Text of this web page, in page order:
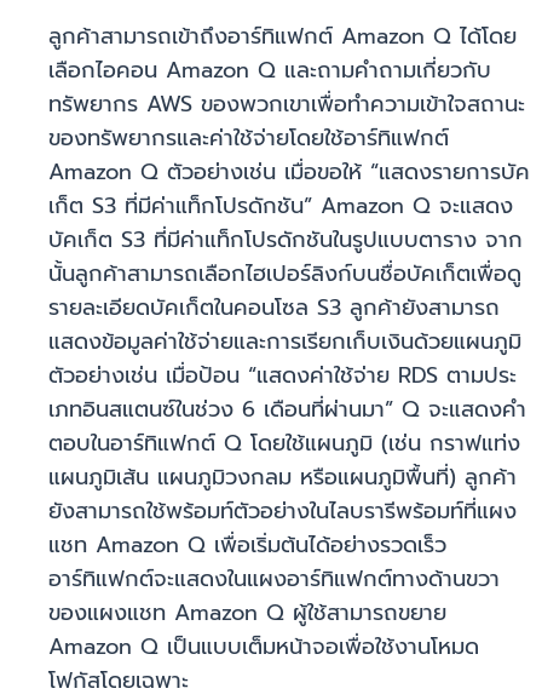
ลูกค้าสามารถเข้าถึงอาร์ทิแฟกต์ Amazon Q ได้โดย
เลือกไอคอน Amazon Q และถามคำถามเกี่ยวกับ
ทรัพยากร AWS ของพวกเขาเพื่อทำความเข้าใจสถานะ
ของทรัพยากรและค่าใช้จ่ายโดยใช้อาร์ทิแฟกต์
Amazon Q ตัวอย่างเช่น เมื่อขอให้ “แสดงรายการบัค
เก็ต S3 ที่มีค่าแท็กโปรดักชัน” Amazon Q จะแสดง
บัคเก็ต S3 ที่มีค่าแท็กโปรดักชันในรูปแบบตาราง จาก
นั้นลูกค้าสามารถเลือกไฮเปอร์ลิงก์บนชื่อบัคเก็ตเพื่อดู
รายละเอียดบัคเก็ตในคอนโซล S3 ลูกค้ายังสามารถ
แสดงข้อมูลค่าใช้จ่ายและการเรียกเก็บเงินด้วยแผนภูมิ
ตัวอย่างเช่น เมื่อป้อน “แสดงค่าใช้จ่าย RDS ตามประ
เภทอินสแตนซ์ในช่วง 6 เดือนที่ผ่านมา” Q จะแสดงคำ
ตอบในอาร์ทิแฟกต์ Q โดยใช้แผนภูมิ (เช่น กราฟแท่ง
แผนภูมิเส้น แผนภูมิวงกลม หรือแผนภูมิพื้นที่) ลูกค้า
ยังสามารถใช้พร้อมท์ตัวอย่างในไลบรารีพร้อมท์ที่แผง
แชท Amazon Q เพื่อเริ่มต้นได้อย่างรวดเร็ว
อาร์ทิแฟกต์จะแสดงในแผงอาร์ทิแฟกต์ทางด้านขวา
ของแผงแชท Amazon Q ผู้ใช้สามารถขยาย
Amazon Q เป็นแบบเต็มหน้าจอเพื่อใช้งานโหมด
โฟกัสโดยเฉพาะ